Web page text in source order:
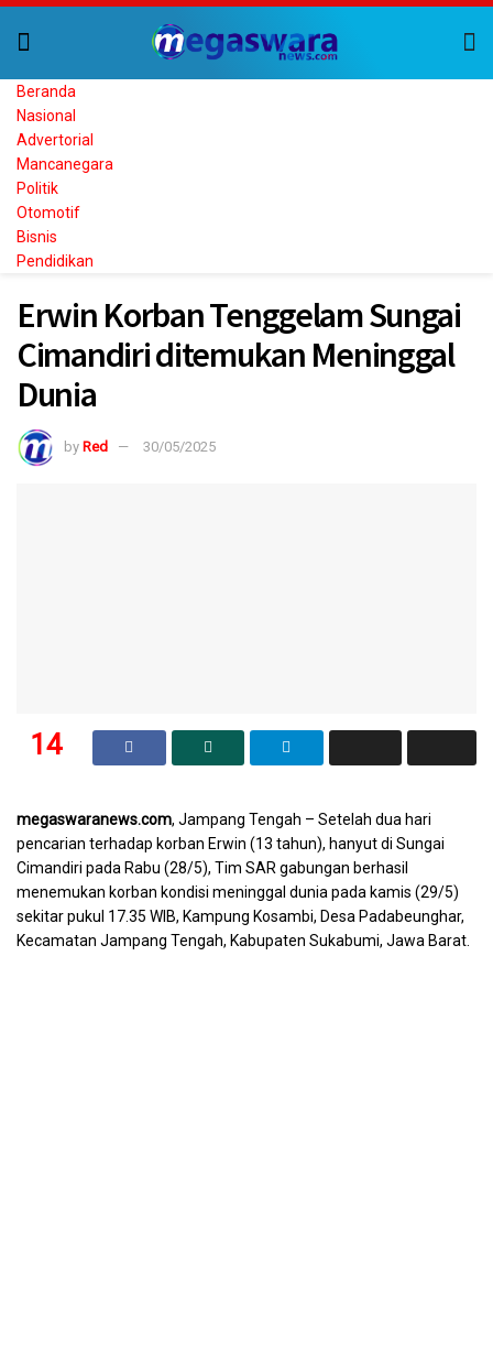
Beranda
Nasional
Advertorial
Mancanegara
Politik
Otomotif
Bisnis
Pendidikan
Erwin Korban Tenggelam Sungai
Cimandiri ditemukan Meninggal
Dunia
by Red 30/05/2025
14
megaswaranews.com, Jampang Tengah – Setelah dua hari
pencarian terhadap korban Erwin (13 tahun), hanyut di Sungai
Cimandiri pada Rabu (28/5), Tim SAR gabungan berhasil
menemukan korban kondisi meninggal dunia pada kamis (29/5)
sekitar pukul 17.35 WIB, Kampung Kosambi, Desa Padabeunghar,
Kecamatan Jampang Tengah, Kabupaten Sukabumi, Jawa Barat.